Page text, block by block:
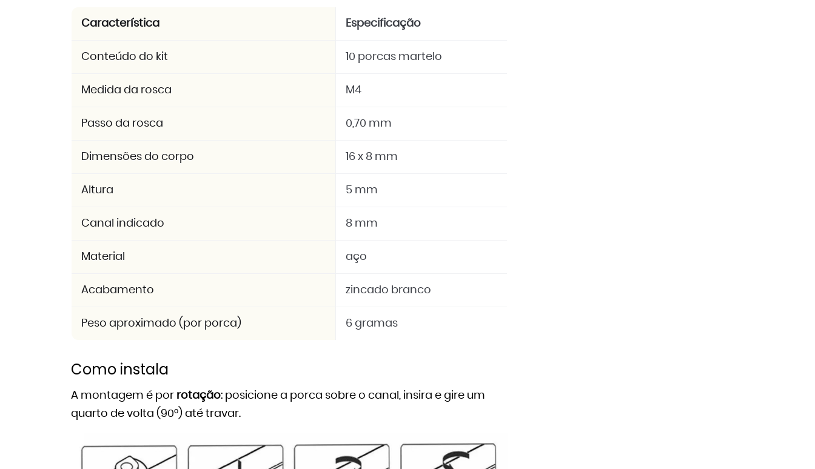
Característica Especificação
Conteúdo do kit 10 porcas martelo
Medida da rosca M4
Passo da rosca 0,70 mm
Dimensões do corpo 16 x 8 mm
Altura 5 mm
Canal indicado 8 mm
Material aço
Acabamento zincado branco
Peso aproximado (por porca) 6 gramas
Como instala
A montagem é por rotação: posicione a porca sobre o canal, insira e gire um
quarto de volta (90°) até travar.